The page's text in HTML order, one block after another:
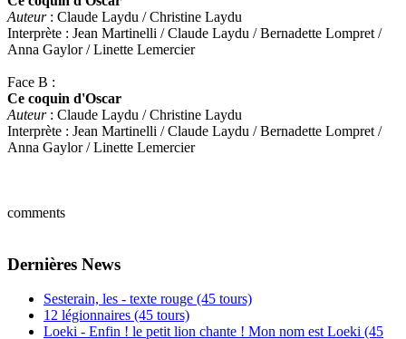
Auteur: Claude Laydu / Christine Laydu
Interprète : Jean Martinelli / Claude Laydu / Bernadette Lompret /
Anna Gaylor / Linette Lemercier
Face B :
Ce coquin d'Oscar
Auteur: Claude Laydu / Christine Laydu
Interprète : Jean Martinelli / Claude Laydu / Bernadette Lompret /
Anna Gaylor / Linette Lemercier
comments
Dernières News
Sesterain, les - texte rouge (45 tours)
12 légionnaires (45 tours)
Loeki - Enfin ! le petit lion chante ! Mon nom est Loeki (45